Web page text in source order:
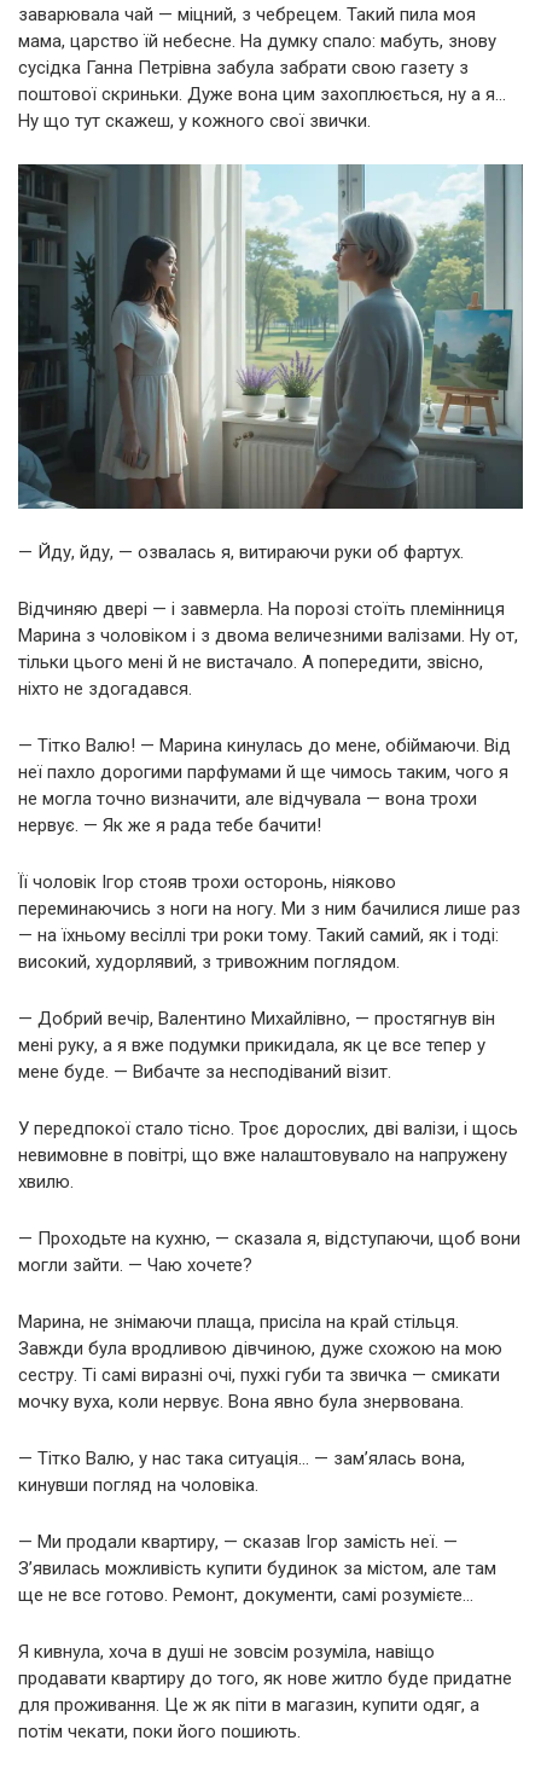
заварювала чай — міцний, з чебрецем. Такий пила моя
мама, царство їй небесне. На думку спало: мабуть, знову
сусідка Ганна Петрівна забула забрати свою газету з
поштової скриньки. Дуже вона цим захоплюється, ну а я…
Ну що тут скажеш, у кожного свої звички.
— Йду, йду, — озвалась я, витираючи руки об фартух.
Відчиняю двері — і завмерла. На порозі стоїть племінниця
Марина з чоловіком і з двома величезними валізами. Ну от,
тільки цього мені й не вистачало. А попередити, звісно,
ніхто не здогадався.
— Тітко Валю! — Марина кинулась до мене, обіймаючи. Від
неї пахло дорогими парфумами й ще чимось таким, чого я
не могла точно визначити, але відчувала — вона трохи
нервує. — Як же я рада тебе бачити!
Її чоловік Ігор стояв трохи осторонь, ніяково
переминаючись з ноги на ногу. Ми з ним бачилися лише раз
— на їхньому весіллі три роки тому. Такий самий, як і тоді:
високий, худорлявий, з тривожним поглядом.
— Добрий вечір, Валентино Михайлівно, — простягнув він
мені руку, а я вже подумки прикидала, як це все тепер у
мене буде. — Вибачте за несподіваний візит.
У передпокої стало тісно. Троє дорослих, дві валізи, і щось
невимовне в повітрі, що вже налаштовувало на напружену
хвилю.
— Проходьте на кухню, — сказала я, відступаючи, щоб вони
могли зайти. — Чаю хочете?
Марина, не знімаючи плаща, присіла на край стільця.
Завжди була вродливою дівчиною, дуже схожою на мою
сестру. Ті самі виразні очі, пухкі губи та звичка — смикати
мочку вуха, коли нервує. Вона явно була знервована.
— Тітко Валю, у нас така ситуація… — зам’ялась вона,
кинувши погляд на чоловіка.
— Ми продали квартиру, — сказав Ігор замість неї. —
З’явилась можливість купити будинок за містом, але там
ще не все готово. Ремонт, документи, самі розумієте…
Я кивнула, хоча в душі не зовсім розуміла, навіщо
продавати квартиру до того, як нове житло буде придатне
для проживання. Це ж як піти в магазин, купити одяг, а
потім чекати, поки його пошиють.